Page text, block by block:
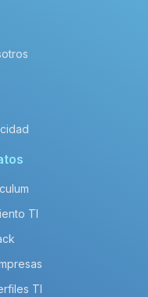
TI
TI